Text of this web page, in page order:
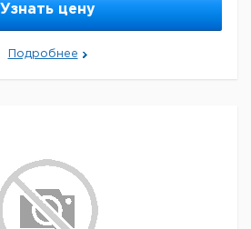
Узнать цену
Подробнее